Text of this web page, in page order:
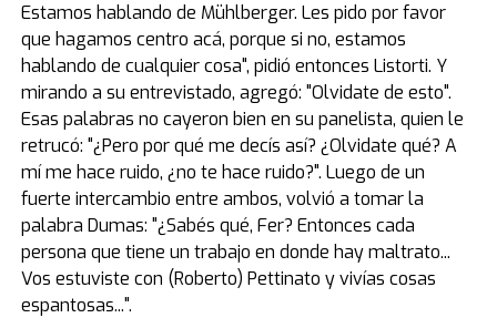
Estamos hablando de Mühlberger. Les pido por favor
que hagamos centro acá, porque si no, estamos
hablando de cualquier cosa", pidió entonces Listorti. Y
mirando a su entrevistado, agregó: "Olvidate de esto".
Esas palabras no cayeron bien en su panelista, quien le
retrucó: "¿Pero por qué me decís así? ¿Olvidate qué? A
mí me hace ruido, ¿no te hace ruido?". Luego de un
fuerte intercambio entre ambos, volvió a tomar la
palabra Dumas: "¿Sabés qué, Fer? Entonces cada
persona que tiene un trabajo en donde hay maltrato...
Vos estuviste con (Roberto) Pettinato y vivías cosas
espantosas...".